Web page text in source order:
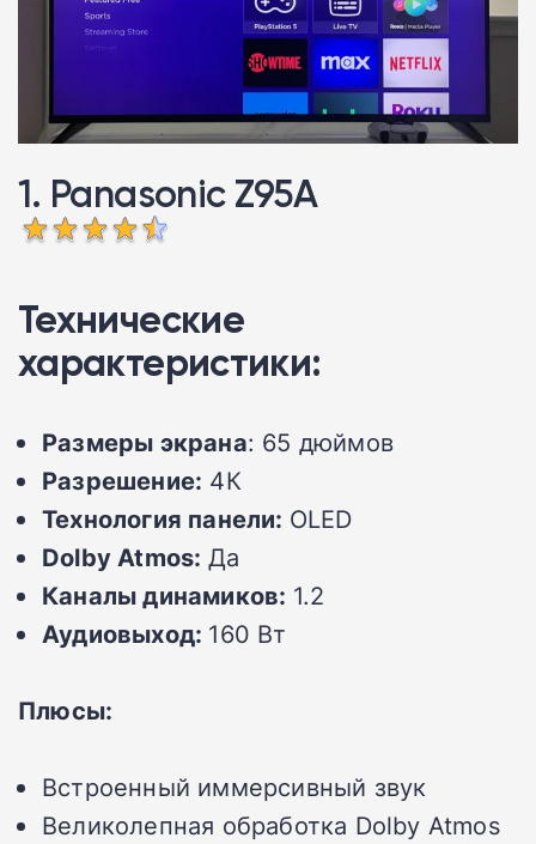
1. Panasonic Z95A
Технические
характеристики:
Размеры экрана: 65 дюймов
Разрешение: 4К
Технология панели: OLED
Dolby Atmos: Да
Каналы динамиков: 1.2
Аудиовыход: 160 Вт
Плюсы:
Встроенный иммерсивный звук
Великолепная обработка Dolby Atmos